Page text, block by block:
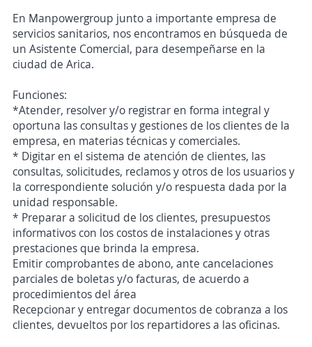
En Manpowergroup junto a importante empresa de
servicios sanitarios, nos encontramos en búsqueda de
un Asistente Comercial, para desempeñarse en la
ciudad de Arica.
Funciones:
*Atender, resolver y/o registrar en forma integral y
oportuna las consultas y gestiones de los clientes de la
empresa, en materias técnicas y comerciales.
* Digitar en el sistema de atención de clientes, las
consultas, solicitudes, reclamos y otros de los usuarios y
la correspondiente solución y/o respuesta dada por la
unidad responsable.
* Preparar a solicitud de los clientes, presupuestos
informativos con los costos de instalaciones y otras
prestaciones que brinda la empresa.
Emitir comprobantes de abono, ante cancelaciones
parciales de boletas y/o facturas, de acuerdo a
procedimientos del área
Recepcionar y entregar documentos de cobranza a los
clientes, devueltos por los repartidores a las oficinas.